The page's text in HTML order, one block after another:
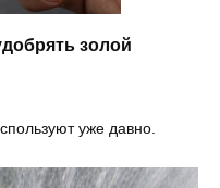
золой
уже давно.